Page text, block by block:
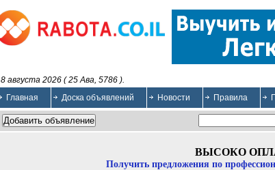
8 августа 2026 ( 25 Ава, 5786 ).
Главная
Доска объявлений Новости Правила
ВЫСОКО
Получить предложения по